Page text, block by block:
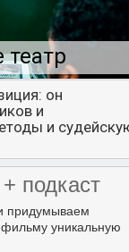
он
и
и
подкаст
придумываем
уникальную